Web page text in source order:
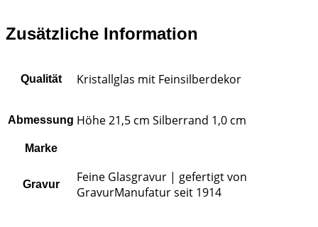
Zusätzliche Information
Qualität Kristallglas mit Feinsilberdekor
Abmessung Höhe 21,5 cm Silberrand 1,0 cm
Marke
Gravur
Feine Glasgravur | gefertigt von
GravurManufatur seit 1914